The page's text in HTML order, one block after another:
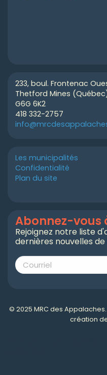
233, boul. Frontenac
Thetford Mines
G6G 6K2
418 332-2757
Les municipalités
Confidentialité
Plan du site
Abonnez-vous
Rejoignez notre liste
dernières nouvelles
© 2025 MRC des
création